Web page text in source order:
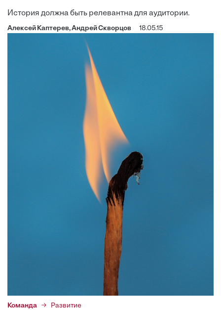
История должна быть релевантна для аудитории.
Алексей Каптерев, Андрей Скворцов 18.05.15
Команда Развитие